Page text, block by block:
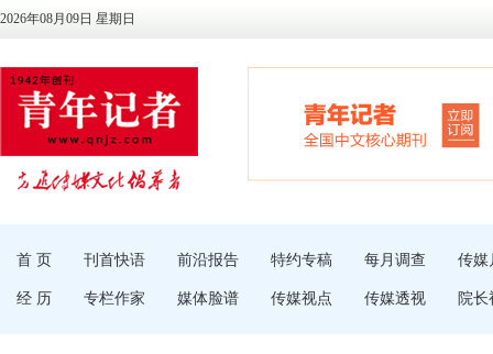
2026年08月09日 星期日
首 页 刊首快语 前沿报告 特约专稿 每月调查 传媒
经 历 专栏作家 媒体脸谱 传媒视点 传媒透视 院长